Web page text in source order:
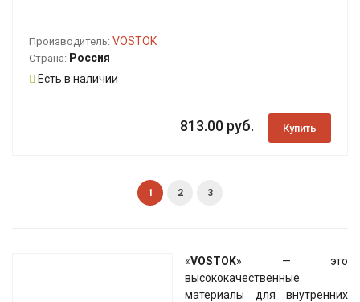
Производитель: VOSTOK
Страна: Россия
Есть в наличии
813.00 руб. Купить
1 2 3
«VOSTOK» — это
высококачественные
материалы для внутренних